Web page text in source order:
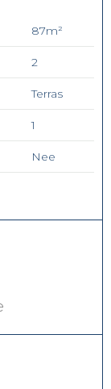
87m²
2
Terras
1
Nee